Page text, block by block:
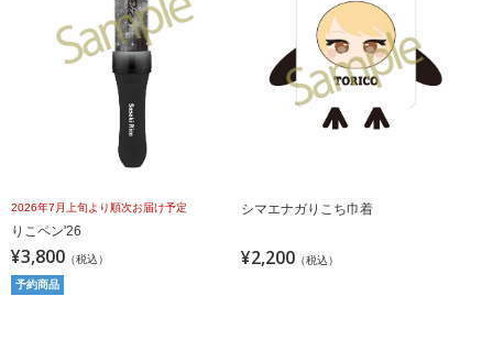
2026年7月上旬より順次お届け予定
りこペン'26
¥3,800 （税込）
予約商品
シマエナガりこち巾着
¥2,200 （税込）